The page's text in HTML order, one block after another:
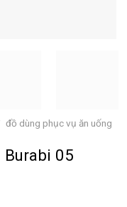
đồ dùng phục vụ ăn uống
05